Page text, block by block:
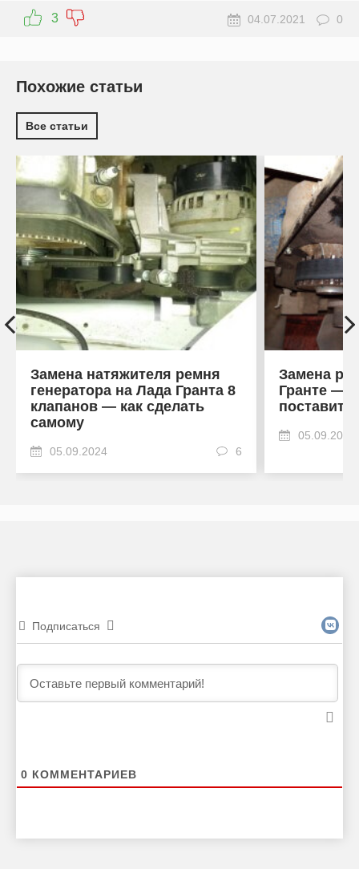
3 04.07.2021 0
Похожие статьи
Все статьи
Замена натяжителя ремня
генератора на Лада Гранта 8
клапанов — как сделать
самому
05.09.2024 6
Замена
Гранте —
поставить
05.09.2024
Подписаться
0 КОММЕНТАРИЕВ